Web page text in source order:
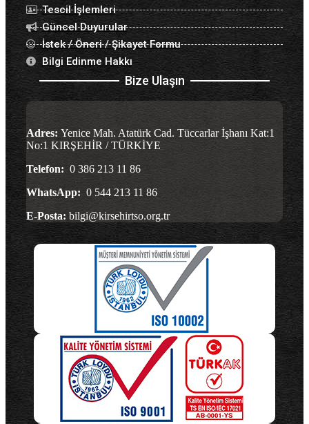
Tescil İşlemleri
Güncel Duyurular
İstek / Öneri / Şikayet Formu
Bilgi Edinme Hakkı
Bize Ulaşın
Adres: Yenice Mah. Atatürk Cad. Tüccarlar İşhanı Kat:1
No:1 KIRŞEHİR / TÜRKİYE
Telefon: 0 386 213 11 86
WhatsApp: 0 544 213 11 86
E-Posta: bilgi@kirsehirtso.org.tr